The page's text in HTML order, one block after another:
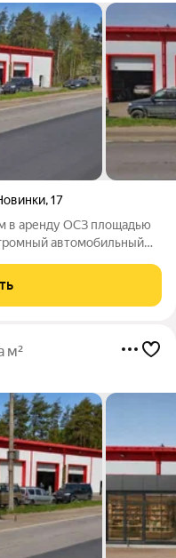
,17
автомобильный
м²